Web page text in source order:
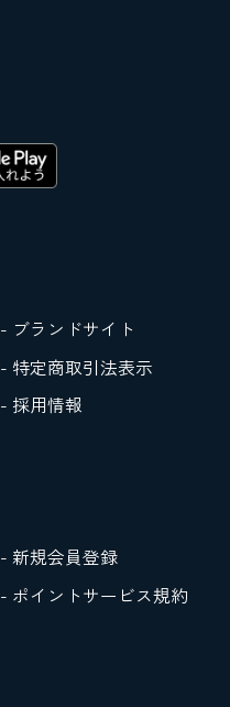
- ブランドサイト
- 特定商取引法表示
- 採用情報
- 新規会員登録
- ポイントサービス規約